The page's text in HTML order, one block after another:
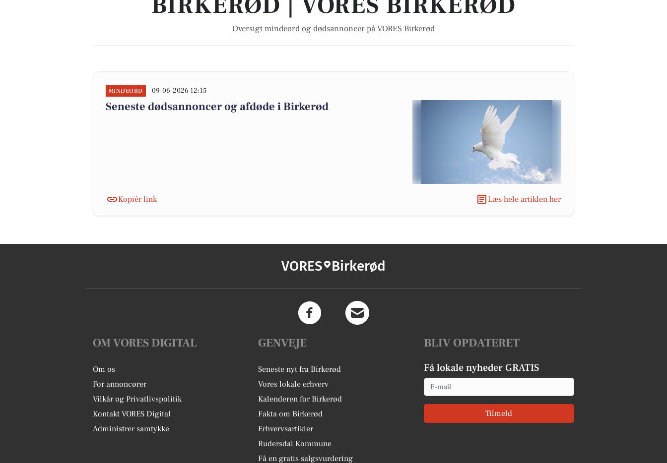
Oversigt mindeord og dødsannoncer på VORES Birkerød
MINDEORD 09-06-2026 12:15
Seneste dødsannoncer og afdøde i Birkerød
Kopiér link Læs hele artiklen her
VORES Birkerød
OM VORES DIGITAL
Om os
For annoncører
Vilkår og Privatlivspolitik
Kontakt VORES Digital
Administrer samtykke
GENVEJE
Seneste nyt fra Birkerød
Vores lokale erhverv
Kalenderen for Birkerød
Fakta om Birkerød
Erhvervsartikler
Rudersdal Kommune
Få en gratis salgsvurdering
BLIV OPDATERET
Få lokale nyheder GRATIS
Email
Tilmeld